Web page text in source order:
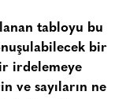
tabloyu bu
bir
irdelemeye
ve sayıların ne